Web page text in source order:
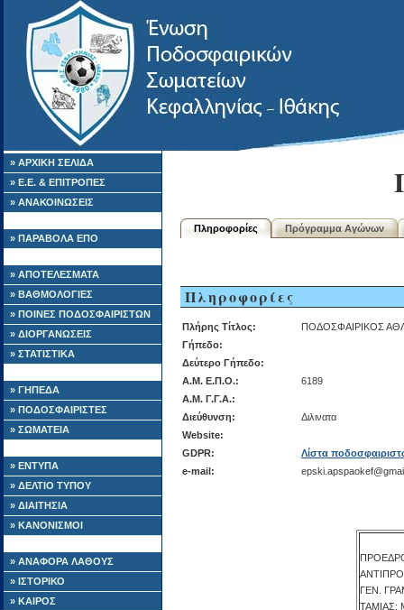
» ΑΡΧΙΚΗ ΣΕΛΙΔΑ
» Ε.Ε. & ΕΠΙΤΡΟΠΕΣ
» ΑΝΑΚΟΙΝΩΣΕΙΣ
» ΠΑΡΑΒΟΛΑ ΕΠΟ
» ΑΠΟΤΕΛΕΣΜΑΤΑ
» ΒΑΘΜΟΛΟΓΙΕΣ
» ΠΟΙΝΕΣ ΠΟΔΟΣΦΑΙΡΙΣΤΩΝ
» ΔΙΟΡΓΑΝΩΣΕΙΣ
» ΣΤΑΤΙΣΤΙΚΑ
» ΓΗΠΕΔΑ
» ΠΟΔΟΣΦΑΙΡΙΣΤΕΣ
» ΣΩΜΑΤΕΙΑ
» ΕΝΤΥΠΑ
» ΔΕΛΤΙΟ ΤΥΠΟΥ
» ΔΙΑΙΤΗΣΙΑ
» ΚΑΝΟΝΙΣΜΟΙ
» ΑΝΑΦΟΡΑ ΛΑΘΟΥΣ
» ΙΣΤΟΡΙΚΟ
» ΚΑΙΡΟΣ
Πληροφορίες Πρόγραμμα Αγώνων
Πληροφορίες
Πλήρης Τίτλος:
ΠΟΔΟΣΦΑΙΡΙΚΟΣ
Γήπεδο:
Δεύτερο Γήπεδο:
Α.Μ. Ε.Π.Ο.:
6189
Α.Μ. Γ.Γ.Α.:
Διεύθυνση:
Διλινατα
Website:
GDPR:
Λίστα
e-mail:
ΓΕΝ.
ΤΑΜΙΑΣ: